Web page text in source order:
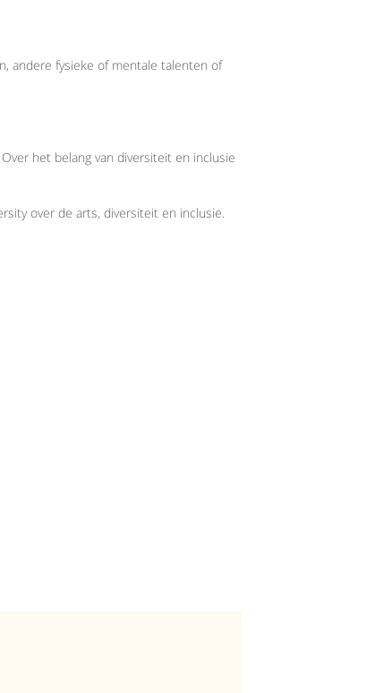
andere fysieke of mentale talenten of
het belang van diversiteit en inclusie
over de arts, diversiteit en inclusie.